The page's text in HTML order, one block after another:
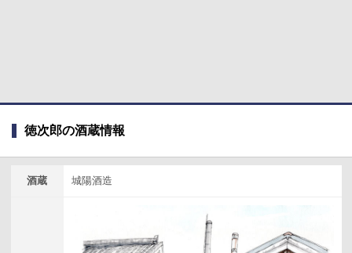
徳次郎の酒蔵情報
酒蔵 城陽酒造